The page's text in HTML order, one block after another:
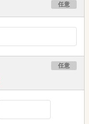
任意
任意